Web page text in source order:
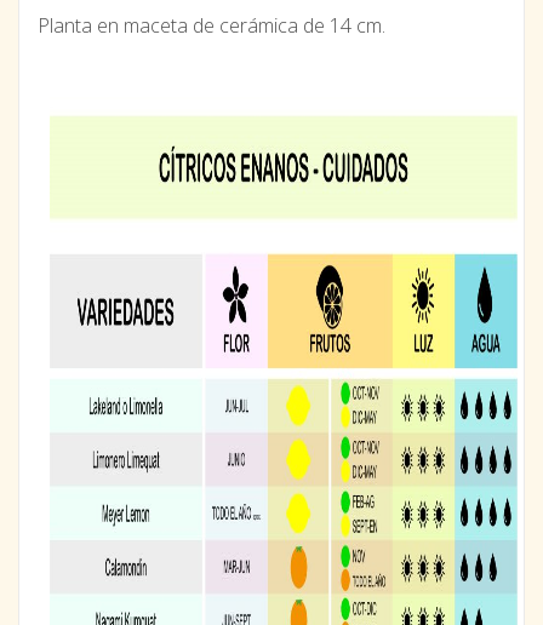
Planta en maceta de cerámica de 14 cm.